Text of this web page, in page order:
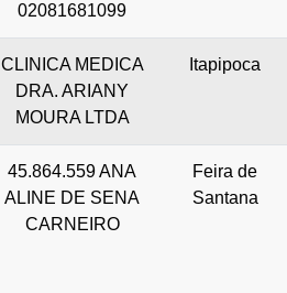
02081681099
CLINICA MEDICA
DRA. ARIANY
MOURA LTDA
Itapipoca
45.864.559 ANA
ALINE DE SENA
CARNEIRO
Feira de
Santana